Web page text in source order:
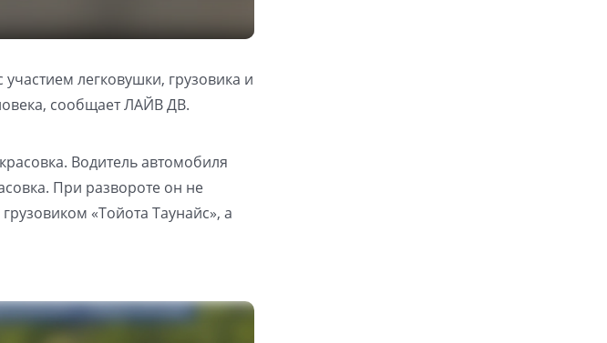
легковушки, грузовика и
сообщает ЛАЙВ ДВ.
Водитель автомобиля
При развороте он не
«Тойота Таунайс», а